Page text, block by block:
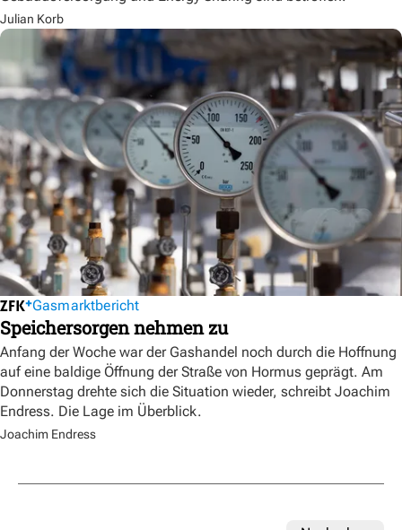
Julian Korb
Gasmarktbericht
Speichersorgen nehmen zu
Anfang der Woche war der Gashandel noch durch die Hoffnung
auf eine baldige Öffnung der Straße von Hormus geprägt. Am
Donnerstag drehte sich die Situation wieder, schreibt Joachim
Endress. Die Lage im Überblick.
Joachim Endress